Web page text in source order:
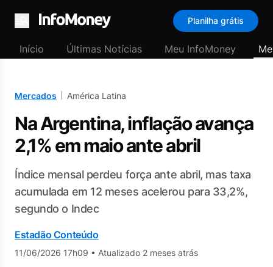
Menu
Planilha grátis
Início Últimas Notícias Meu InfoMoney
Mercados América Latina
Na Argentina, inflação avança
2,1% em maio ante abril
Índice mensal perdeu força ante abril, mas taxa
acumulada em 12 meses acelerou para 33,2%,
segundo o Indec
Estadão Conteúdo
11/06/2026 17h09 • Atualizado 2 meses atrás